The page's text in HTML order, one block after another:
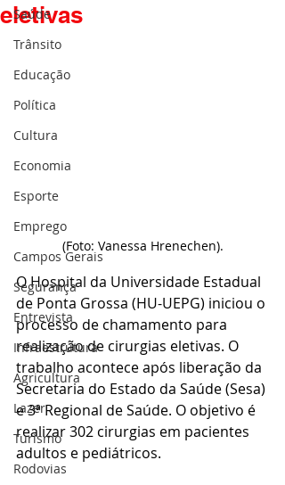
Saúde
Trânsito
Educação
Política
Cultura
Economia
Esporte
Emprego
Campos Gerais
Segurança
Entrevista
Infraestrutura
Agricultura
Lazer
Turismo
Rodovias
eletivas
(Foto: Vanessa Hrenechen).
O Hospital da Universidade Estadual
de Ponta Grossa (HU-UEPG) iniciou o
processo de chamamento para
realização de cirurgias eletivas. O
trabalho acontece após liberação da
Secretaria do Estado da Saúde (Sesa)
e 3ª Regional de Saúde. O objetivo é
realizar 302 cirurgias em pacientes
adultos e pediátricos.